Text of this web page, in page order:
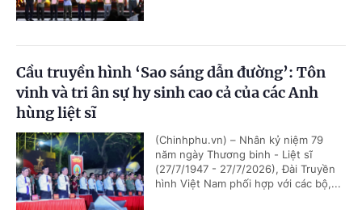
Cầu truyền hình ‘Sao sáng dẫn đường’: Tôn
vinh và tri ân sự hy sinh cao cả của các Anh
hùng liệt sĩ
(Chinhphu.vn) – Nhân kỷ niệm 79
năm ngày Thương binh - Liệt sĩ
(27/7/1947 - 27/7/2026), Đài Truyền
hình Việt Nam phối hợp với các bộ,...